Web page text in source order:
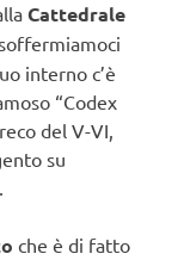
Cattedrale
interno c’è
“Codex
del V-VI,
su
che è di fatto